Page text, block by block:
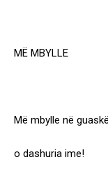
MË MBYLLE
Më mbylle në
o dashuria ime!